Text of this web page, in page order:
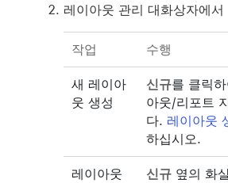
레이아웃 관리 대화상자에서
작업 수행
새 레이아
웃 생성
신규를 클릭
아웃/리포트
다. 레이아웃
하십시오.
레이아웃
신규옆의 화